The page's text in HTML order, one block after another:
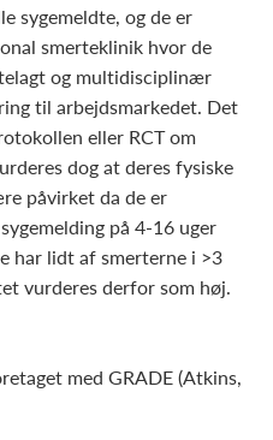
sygemeldte, og de er
smerteklinik hvor de
og multidisciplinær
til arbejdsmarkedet. Det
eller RCT om
dog at deres fysiske
påvirket da de er
på 4-16 uger
har lidt af smerterne i >3
vurderes derfor som høj.
med GRADE (Atkins,